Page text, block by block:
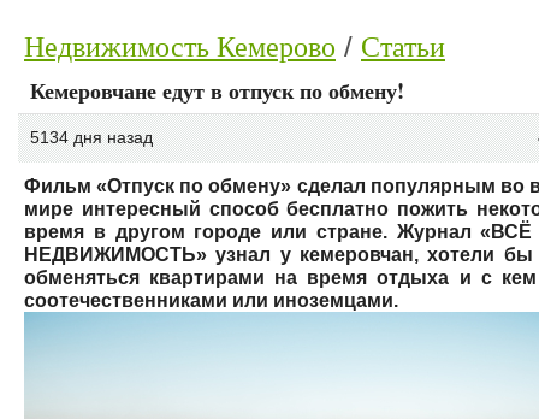
Недвижимость Кемерово Статьи
Кемеровчане едут в отпуск по обмену!
5134 дня назад
Фильм «Отпуск по обмену» сделал популярным во
мире интересный способ бесплатно пожить
время в другом городе или стране. Журнал «ВСЁ
НЕДВИЖИМОСТЬ» узнал у кемеровчан, хотели бы
обменяться квартирами на время отдыха и с
соотечественниками или иноземцами.